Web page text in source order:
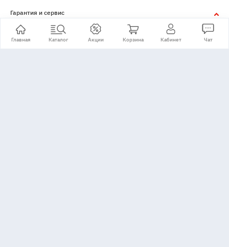
Главная Каталог Акции Корзина Кабинет Чат
Гарантия и сервис
Гарантийное обслуживание